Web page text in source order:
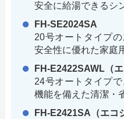
安全に給湯できるシ
FH-SE2024SA
20号オートタイプ
安全性に優れた家庭
FH-E2422SAWL（エ
24号オートタイプ
機能を備えた清潔・
FH-E2421SA（エコ